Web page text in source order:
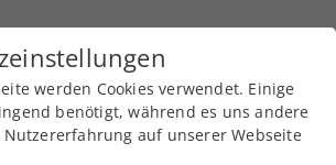
werden Cookies verwendet. Einige
benötigt, während es uns andere
auf unserer Webseite